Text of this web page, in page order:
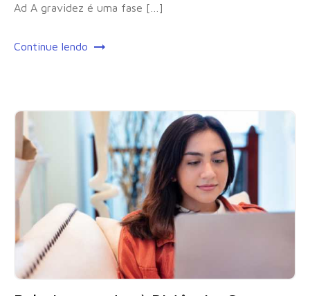
Ad A gravidez é uma fase […]
Continue lendo